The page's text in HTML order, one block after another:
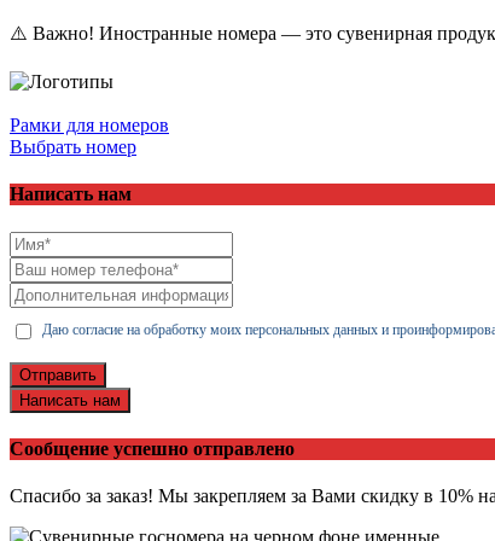
⚠️ Важно! Иностранные номера — это сувенирная
Рамки для номеров
Выбрать номер
Написать нам
Даю согласие на обработку моих персональных данных и
Отправить
Написать нам
Сообщение успешно отправлено
Спасибо за заказ! Мы закрепляем за Вами скидку в 10%